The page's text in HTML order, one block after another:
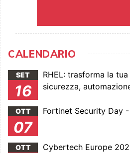
CALENDARIO
SET
16
RHEL: trasforma la
sicurezza,
OTT
07
Fortinet Security Day -
OTT Cybertech Europe